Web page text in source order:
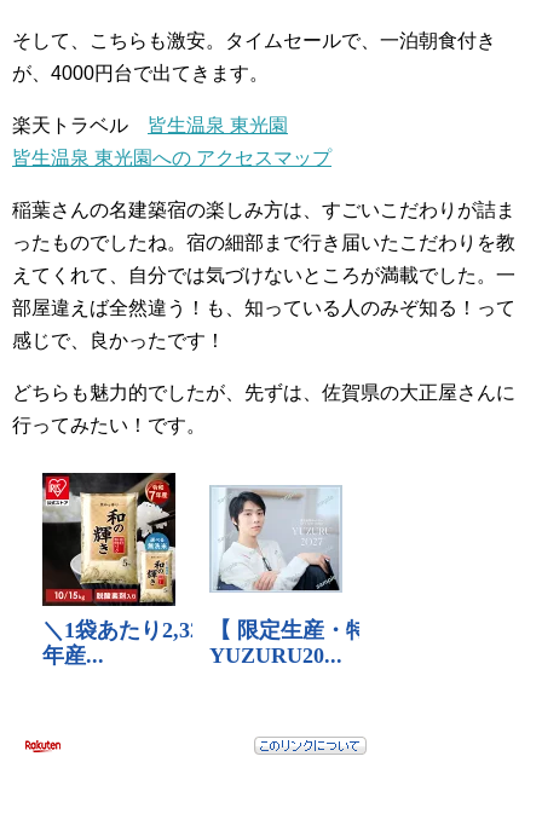
そして、こちらも激安。タイムセールで、一泊朝食付き
が、4000円台で出てきます。
楽天トラベル 皆生温泉 東光園
皆生温泉 東光園への アクセスマップ
稲葉さんの名建築宿の楽しみ方は、すごいこだわりが詰ま
ったものでしたね。宿の細部まで行き届いたこだわりを教
えてくれて、自分では気づけないところが満載でした。一
部屋違えば全然違う！も、知っている人のみぞ知る！って
感じで、良かったです！
どちらも魅力的でしたが、先ずは、佐賀県の大正屋さんに
行ってみたい！です。